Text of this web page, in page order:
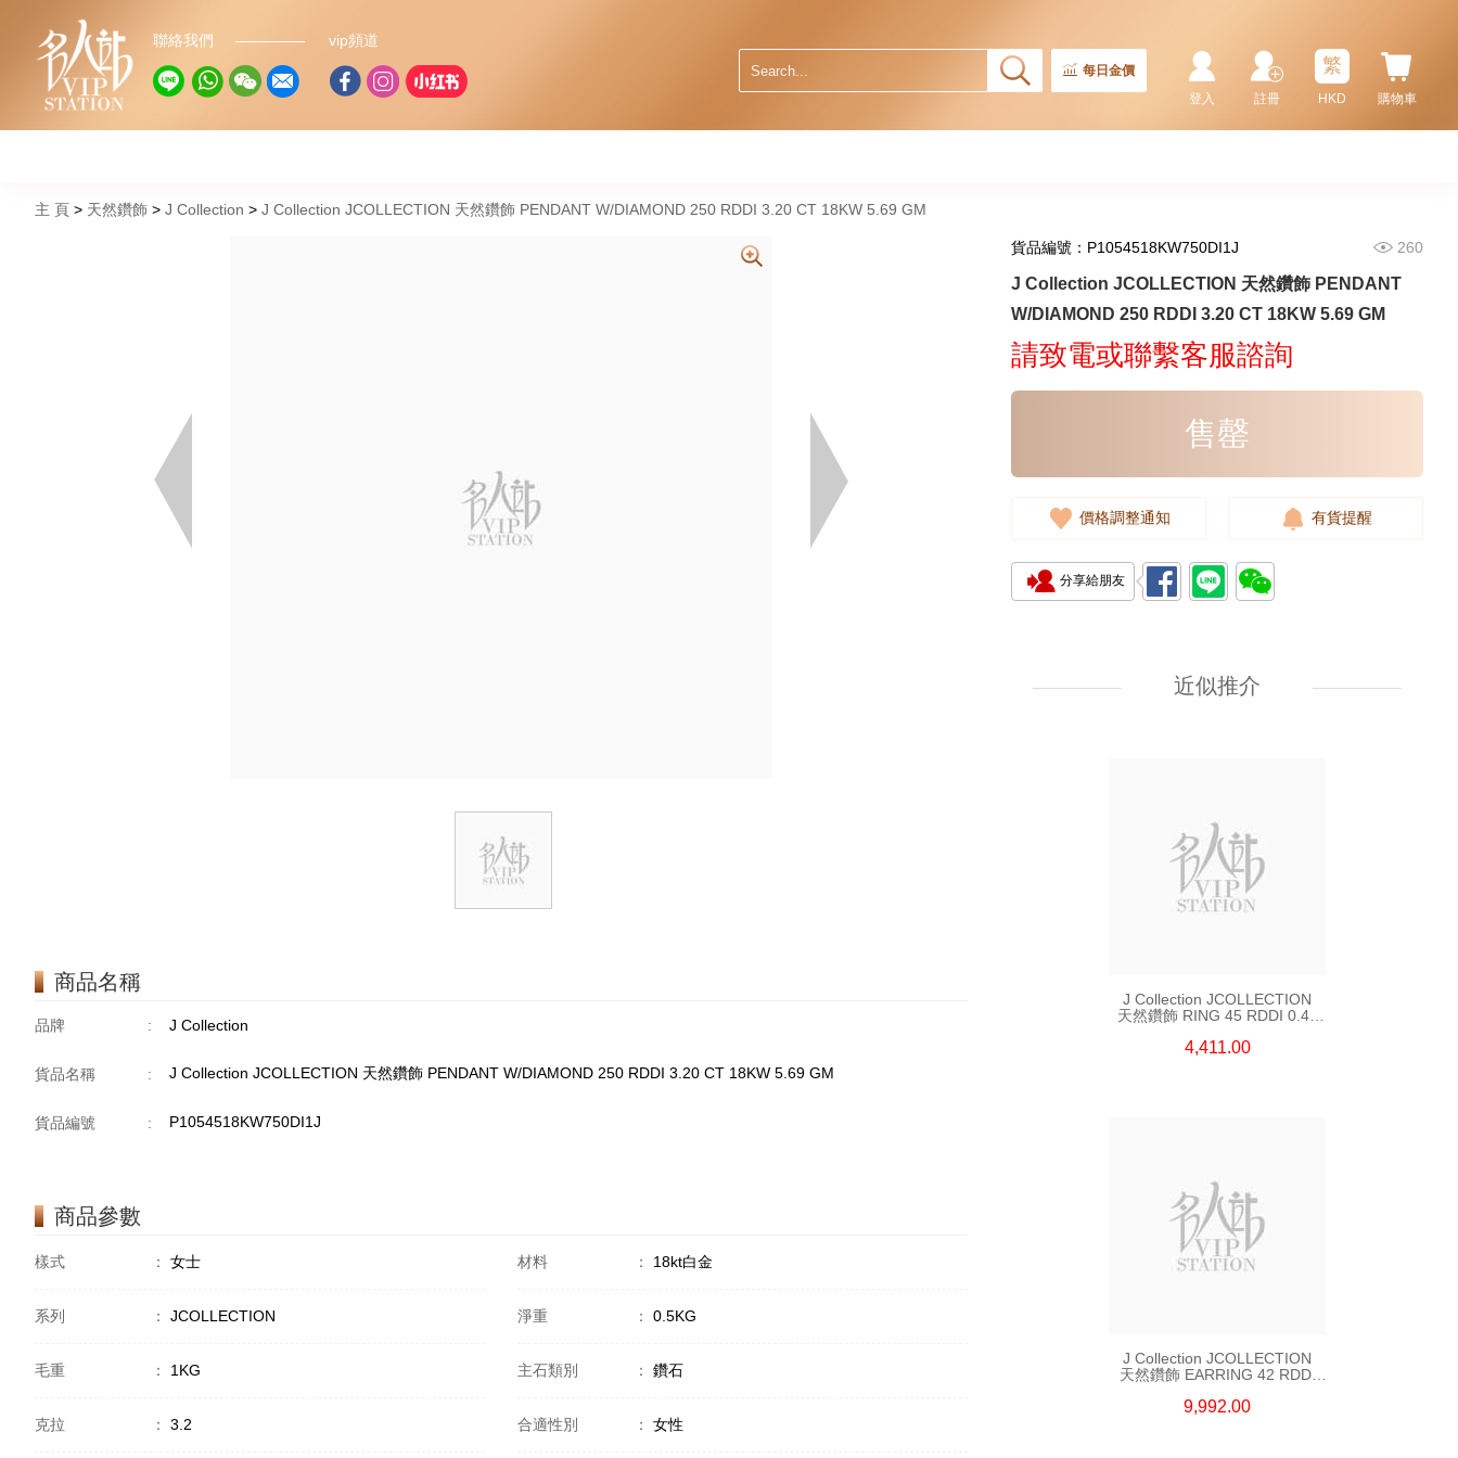
聯絡我們 vip頻道
每日金價
購物車
繁
HKD
註冊
登入
主 頁 天然鑽飾 J Collection J Collection JCOLLECTION 天然鑽飾 PENDANT W/DIAMOND 250 RDDI 3.20 CT 18KW 5.69 GM
商品名稱
品牌 : J Collection
貨品名稱 : J Collection JCOLLECTION 天然鑽飾 PENDANT W/DIAMOND 250 RDDI 3.20 CT 18KW 5.69 GM
貨品編號 : P1054518KW750DI1J
商品參數
樣式 ： 女士 材料 ： 18kt白金
系列 ： JCOLLECTION 淨重 ： 0.5KG
毛重 ： 1KG 主石類別 ： 鑽石
克拉 ： 3.2 合適性別 ： 女性
貨品編號：P1054518KW750DI1J 260
J Collection JCOLLECTION 天然鑽飾 PENDANT
W/DIAMOND 250 RDDI 3.20 CT 18KW 5.69 GM
請致電或聯繫客服諮詢
售罄
價格調整通知 有貨提醒
分享給朋友
近似推介
J Collection JCOLLECTION
天然鑽飾 RING W/DIAMOND 17
RDDI 0.32 CT18KR 2.14 GM
18KW 4.50 GM (Head 6.5mm)
3,764.00
J Collection JCOLLECTION
天然鑽飾 RING 45 RDDI 0.48
4,411.00
J Collection JCOLLECTION
天然鑽飾 EARRING 42 RDDI
9,992.00